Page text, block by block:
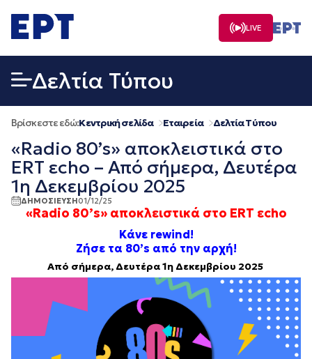
σε
περιεχόμενο
LIVE
Δελτία Τύπου
Βρίσκεστε εδώ:Κεντρική σελίδα Εταιρεία Δελτία Τύπου
«Radio 80’s» αποκλειστικά στο
ERT εcho – Από σήμερα, Δευτέρα
1η Δεκεμβρίου 2025
ΔΗΜΟΣΙΕΥΣΗ01/12/25
«Radio 80’s» αποκλειστικά στο ERT εcho
Κάνε rewind!
Ζήσε τα 80’s από την αρχή!
Από σήμερα, Δευτέρα 1η Δεκεμβρίου 2025